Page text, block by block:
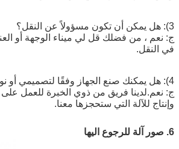
3): هل يمكن أن تكون مسؤولاً عن النقل؟
ج: نعم ، من فضلك قل لي ميناء الوجهة أو
في النقل.
4): هل يمكنك صنع الجهاز وفقًا لتصميمي أو نوع الصورة؟
ج: نعم.لدينا فريق من ذوي الخبرة للعمل
وإنتاج للآلة التي ستحجزها معنا.
6. صور آلة للرجوع اليها